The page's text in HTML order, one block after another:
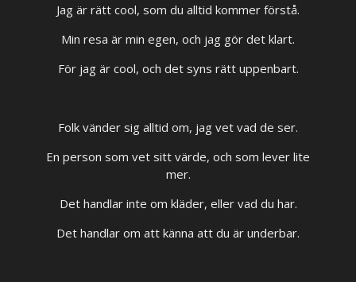
Jag är rätt cool, som du alltid kommer förstå.
Min resa är min egen, och jag gör det klart.
För jag är cool, och det syns rätt uppenbart.
Folk vänder sig alltid om, jag vet vad de ser.
En person som vet sitt värde, och som lever lite
mer.
Det handlar inte om kläder, eller vad du har.
Det handlar om att känna att du är underbar.